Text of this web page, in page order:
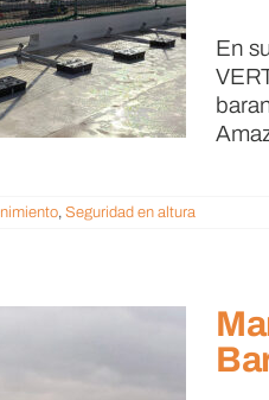
En
, Seguridad en altura